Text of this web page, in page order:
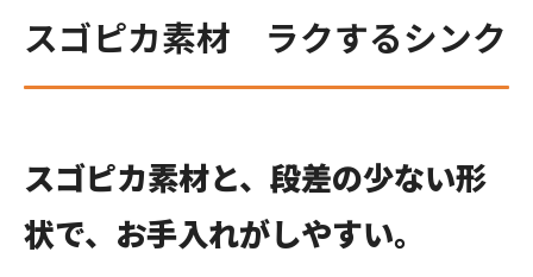
スゴピカ素材 ラクするシンク
スゴピカ素材と、段差の少ない形
状で、お手入れがしやすい。